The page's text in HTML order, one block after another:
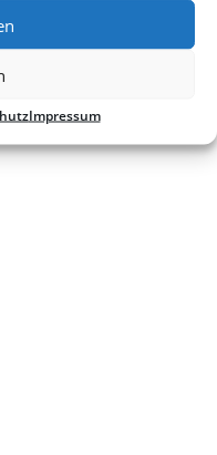
Impressum